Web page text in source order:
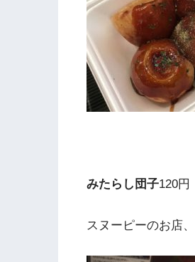
みたらし団子120円
スヌーピーのお店、